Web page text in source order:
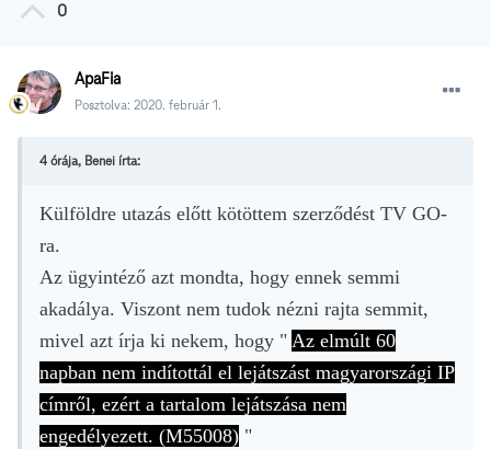
0
ApaFia
Posztolva: 2020. február 1.
4 órája, Benei írta:
Külföldre utazás előtt kötöttem szerződést TV GO-
ra.
Az ügyintéző azt mondta, hogy ennek semmi
akadálya. Viszont nem tudok nézni rajta semmit,
mivel azt írja ki nekem, hogy " Az elmúlt 60
napban nem indítottál el lejátszást magyarországi IP
címről, ezért a tartalom lejátszása nem
engedélyezett. (M55008) "